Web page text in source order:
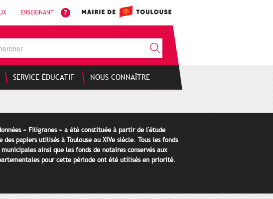
ENSEIGNANT
SERVICE ÉDUCATIF NOUS CONNAÎTRE
« Filigranes » a été constituée à partir de l'étude
des papiers utilisés à Toulouse au XIVe siècle. Tous les fonds
municipales ainsi que les fonds de notaires conservés aux
pour cette période ont été utilisés en priorité.